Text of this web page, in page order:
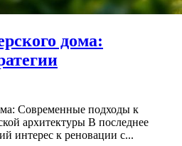
дома:
Современные подходы к
архитектуры В последнее
интерес к реновации с...